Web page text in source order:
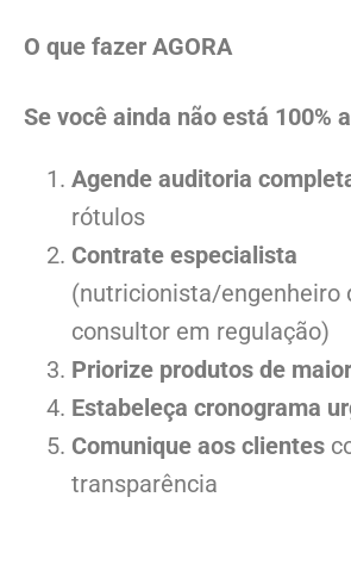
O que fazer AGORA
Se você ainda não está 100%
Agende auditoria
rótulos
Contrate especialista
(nutricionista/engenheiro
consultor em regulação)
Priorize produtos de
Estabeleça cronograma
Comunique aos clientes
transparência